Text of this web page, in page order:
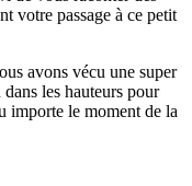
votre passage à ce petit
avons vécu une super
les hauteurs pour
importe le moment de la